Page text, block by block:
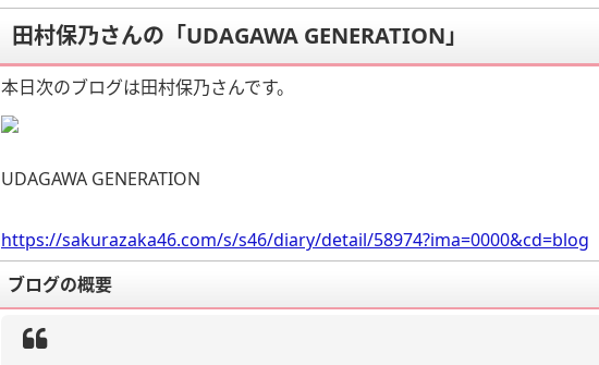
田村保乃さんの「UDAGAWA GENERATION」
本日次のブログは田村保乃さんです。
UDAGAWA GENERATION
https://sakurazaka46.com/s/s46/diary/detail/58974?ima=0000&cd=blog
ブログの概要